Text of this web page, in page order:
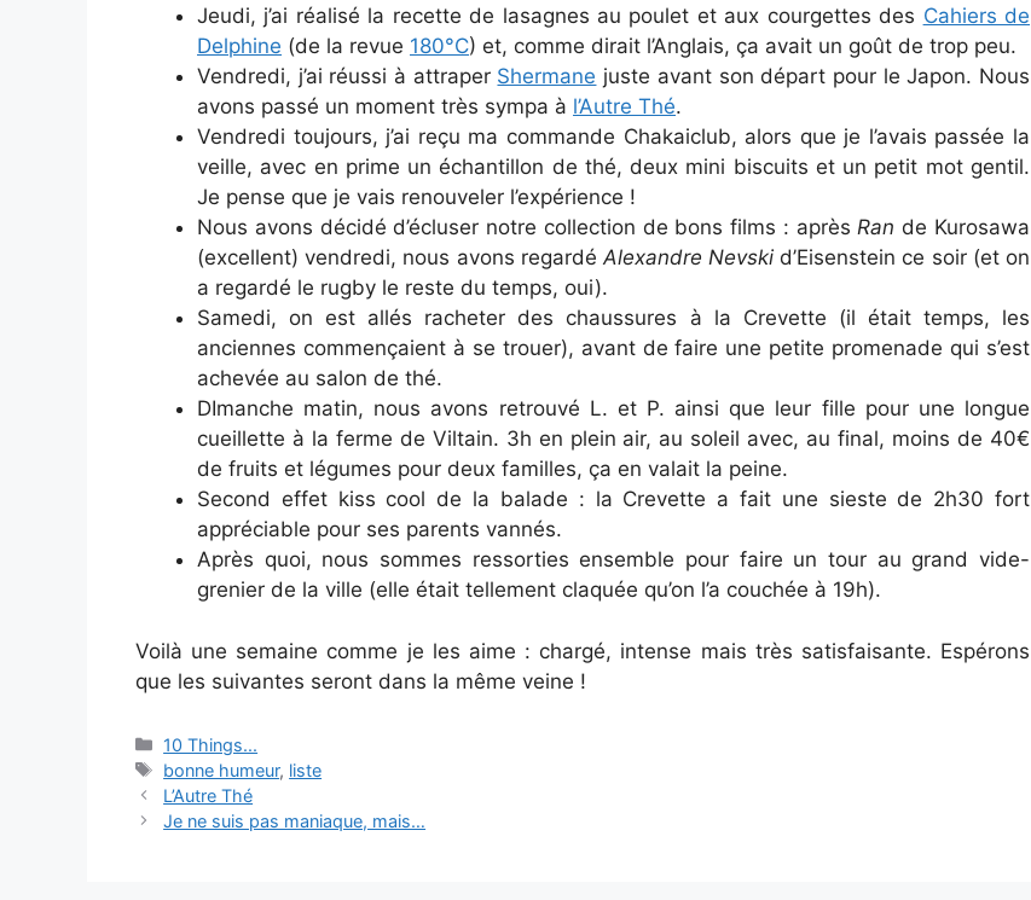
Jeudi, j’ai réalisé la recette de lasagnes au poulet et aux courgettes des Cahiers de
Delphine (de la revue 180°C) et, comme dirait l’Anglais, ça avait un goût de trop peu.
Vendredi, j’ai réussi à attraper Shermane juste avant son départ pour le Japon. Nous
avons passé un moment très sympa à l’Autre Thé.
Vendredi toujours, j’ai reçu ma commande Chakaiclub, alors que je l’avais passée la
veille, avec en prime un échantillon de thé, deux mini biscuits et un petit mot gentil.
Je pense que je vais renouveler l’expérience !
Nous avons décidé d’écluser notre collection de bons films : aprèsRan de Kurosawa
(excellent) vendredi, nous avons regardéAlexandre Nevski d’Eisenstein ce soir (et on
a regardé le rugby le reste du temps, oui).
Samedi, on est allés racheter des chaussures à la Crevette (il était temps, les
anciennes commençaient à se trouer), avant de faire une petite promenade qui s’est
achevée au salon de thé.
DImanche matin, nous avons retrouvé L. et P. ainsi que leur fille pour une longue
cueillette à la ferme de Viltain. 3h en plein air, au soleil avec, au final, moins de 40€
de fruits et légumes pour deux familles, ça en valait la peine.
Second effet kiss cool de la balade : la Crevette a fait une sieste de 2h30 fort
appréciable pour ses parents vannés.
Après quoi, nous sommes ressorties ensemble pour faire un tour au grand vide-
grenier de la ville (elle était tellement claquée qu’on l’a couchée à 19h).
Voilà une semaine comme je les aime : chargé, intense mais très satisfaisante. Espérons
que les suivantes seront dans la même veine !
Categories
10 Things...
Tags
bonne humeur, liste
L’Autre Thé
Je ne suis pas maniaque, mais…